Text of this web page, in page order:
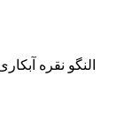
النگو نقره